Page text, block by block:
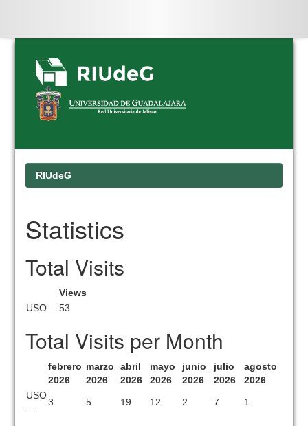
Skip
navigation
RIUdeG
Statistics
Total Visits
Views
USO ...
53
Total Visits per Month
febrero
2026
marzo
2026
abril
2026
mayo
2026
junio
2026
julio
2026
agosto
2026
USO
3 5 19 12 2 7 1